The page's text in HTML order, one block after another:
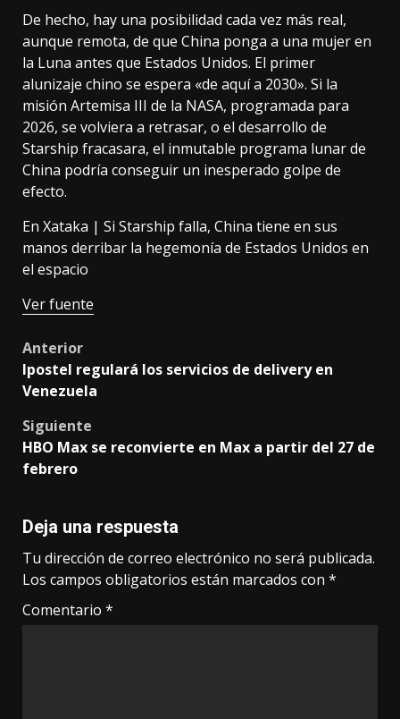
De hecho, hay una posibilidad cada vez más real,
aunque remota, de que China ponga a una mujer en
la Luna antes que Estados Unidos. El primer
alunizaje chino se espera «de aquí a 2030». Si la
misión Artemisa III de la NASA, programada para
2026, se volviera a retrasar, o el desarrollo de
Starship fracasara, el inmutable programa lunar de
China podría conseguir un inesperado golpe de
efecto.
En Xataka | Si Starship falla, China tiene en sus
manos derribar la hegemonía de Estados Unidos en
el espacio
Ver fuente
Post
navigation
Anterior
Ipostel regulará los servicios de delivery en
Venezuela
Siguiente
HBO Max se reconvierte en Max a partir del 27 de
febrero
Deja una respuesta
Tu dirección de correo electrónico no será publicada.
Los campos obligatorios están marcados con *
Comentario *